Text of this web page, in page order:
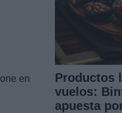
en
Productos
vuelos:
apuesta